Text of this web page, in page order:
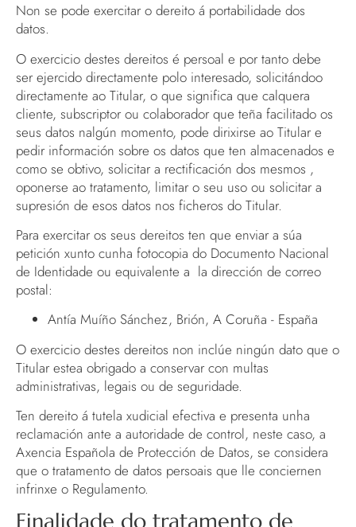
Non se pode exercitar o dereito á portabilidade dos
datos.
O exercicio destes dereitos é persoal e por tanto debe
ser ejercido directamente polo interesado, solicitándoo
directamente ao Titular, o que significa que calquera
cliente, subscriptor ou colaborador que teña facilitado os
seus datos nalgún momento, pode dirixirse ao Titular e
pedir información sobre os datos que ten almacenados e
como se obtivo, solicitar a rectificación dos mesmos ,
oponerse ao tratamento, limitar o seu uso ou solicitar a
supresión de esos datos nos ficheros do Titular.
Para exercitar os seus dereitos ten que enviar a súa
petición xunto cunha fotocopia do Documento Nacional
de Identidade ou equivalente a la dirección de correo
postal:
Antía Muíño Sánchez, Brión, A Coruña - España
O exercicio destes dereitos non inclúe ningún dato que o
Titular estea obrigado a conservar con multas
administrativas, legais ou de seguridade.
Ten dereito á tutela xudicial efectiva e presenta unha
reclamación ante a autoridade de control, neste caso, a
Axencia Española de Protección de Datos, se considera
que o tratamento de datos persoais que lle conciernen
infrinxe o Regulamento.
Finalidade do tratamento de